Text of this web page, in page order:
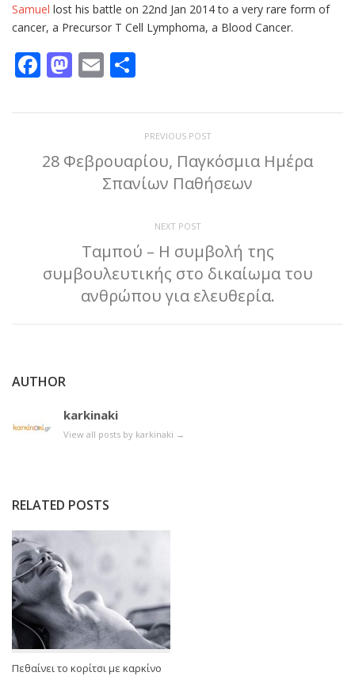
Samuel lost his battle on 22nd Jan 2014 to a very rare form of
cancer, a Precursor T Cell Lymphoma, a Blood Cancer.
Facebook
Mastodon
Email
PREVIOUS POST
28 Φεβρουαρίου, Παγκόσμια Ημέρα
Σπανίων Παθήσεων
NEXT POST
Ταμπού – Η συμβολή της
συμβουλευτικής στο δικαίωμα του
ανθρώπου για ελευθερία.
AUTHOR
karkinaki
View all posts by karkinaki →
RELATED POSTS
Πεθαίνει το κορίτσι με καρκίνο